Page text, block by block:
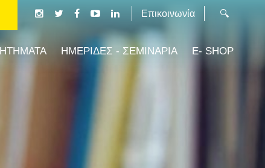
Επικοινωνία
ΗΜΕΡΙΔΕΣ - ΣΕΜΙΝΑΡΙΑ E- SHOP